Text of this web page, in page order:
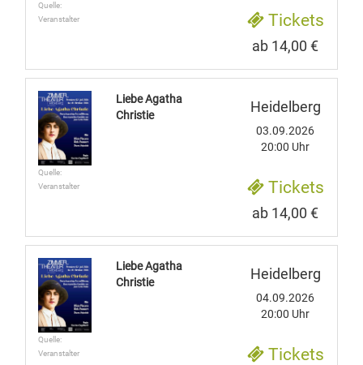
Quelle:
Veranstalter
Tickets
ab 14,00 €
Quelle:
Veranstalter
Liebe Agatha
Christie
Heidelberg
03.09.2026
20:00 Uhr
Tickets
ab 14,00 €
Quelle:
Veranstalter
Liebe Agatha
Christie
Heidelberg
04.09.2026
20:00 Uhr
Tickets